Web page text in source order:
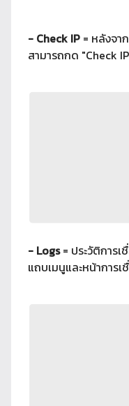
- Check IP = หลังจ
สามารถกด "Check
- Logs= ประวัติการเ
แถบเมนูและหน้าการ